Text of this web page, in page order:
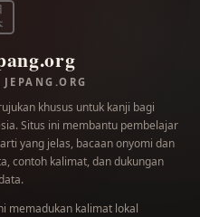
khusus untuk kanji bagi
Situs ini membantu pembelajar
yang jelas, bacaan onyomi dan
contoh kalimat, dan dukungan
memadukan kalimat lokal